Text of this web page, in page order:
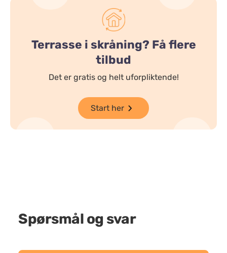
Terrasse i skråning? Få flere
tilbud
Det er gratis og helt uforpliktende!
Start her
Spørsmål og svar